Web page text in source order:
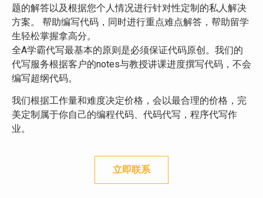
题的解答以及根据您个人情况进行针对性定制的私人解决
方案。 帮助编写代码，同时进行重点难点解答，帮助留学
生轻松掌握拿高分。
全A学霸代写最基本的原则是必须保证代码原创。我们的
代写服务根据客户的notes与教授讲课进度撰写代码，不会
编写超纲代码。
我们根据工作量和难度决定价格，会以最合理的价格，完
美定制属于你自己的编程代码、代码代写，程序代写作
业。
立即联系